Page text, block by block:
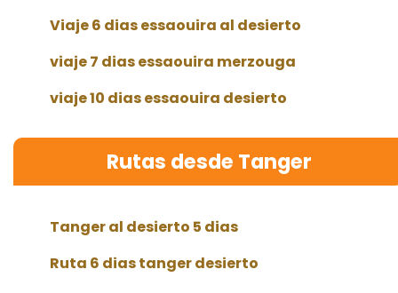
Viaje 6 dias essaouira al desierto
viaje 7 dias essaouira merzouga
viaje 10 dias essaouira desierto
Rutas desde Tanger
Tanger al desierto 5 dias
Ruta 6 dias tanger desierto